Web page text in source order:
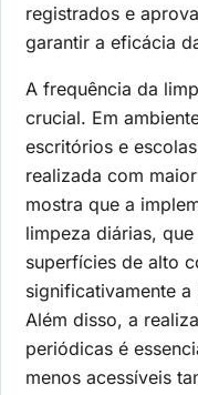
registrados e
garantir a eficácia
A frequência da
crucial. Em
escritórios e
realizada com
mostra que a
limpeza diárias,
superfícies de alto
significativamente
Além disso, a
periódicas é
menos acessíveis